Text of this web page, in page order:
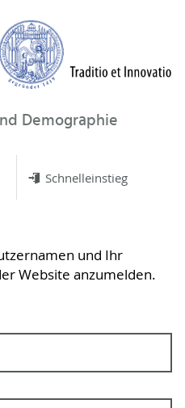
Demographie
Schnelleinstieg
und Ihr
Website anzumelden.